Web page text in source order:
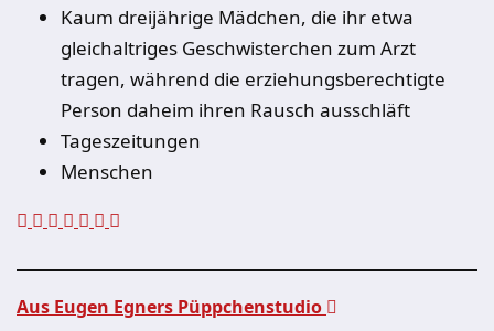
Kaum dreijährige Mädchen, die ihr etwa
gleichaltriges Geschwisterchen zum Arzt
tragen, während die erziehungsberechtigte
Person daheim ihren Rausch ausschläft
Tageszeitungen
Menschen
Aus Eugen Egners Püppchenstudio